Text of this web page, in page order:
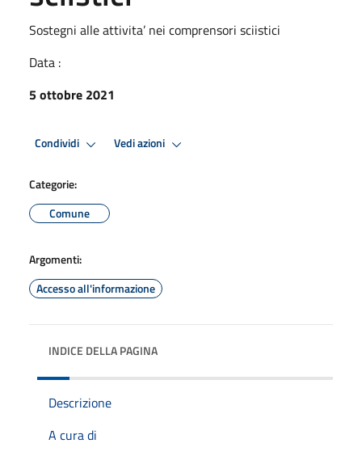
Sostegni alle attivita’ nei comprensori sciistici
Data :
5 ottobre 2021
Condividi Vedi azioni
Categorie:
Comune
Argomenti:
Accesso all'informazione
INDICE DELLA PAGINA
Descrizione
A cura di